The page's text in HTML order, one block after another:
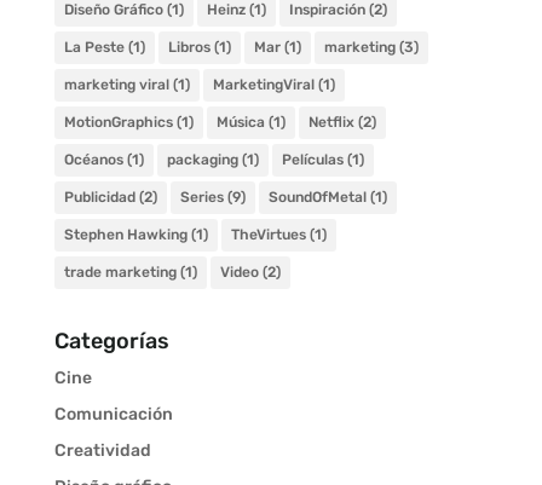
Diseño Gráfico(1) Heinz(1) Inspiración(2)
La Peste(1) Libros(1) Mar(1) marketing(3)
marketing viral(1) MarketingViral(1)
MotionGraphics(1) Música (1) Netflix(2)
Océanos(1) packaging(1) Películas(1)
Publicidad(2) Series(9) SoundOfMetal(1)
Stephen Hawking(1) TheVirtues(1)
trade marketing(1) Video(2)
Categorías
Cine
Comunicación
Creatividad